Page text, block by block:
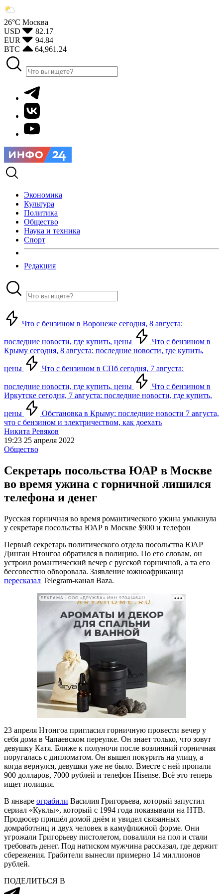
26°С Москва
USD
82.17
EUR
94.84
BTC
64,961.24
Экономика
Культура
Политика
Общество
Наука и техника
Спорт
Редакция
Что с бензином в Воронеже сегодня, 8 августа:
последние новости, где купить, цены
Что с бензином в
Крыму сегодня, 8 августа: последние новости, где купить,
цены Что с бензином в СПб сегодня, 7 августа:
последние новости, где купить, цены
Что с бензином в
Иркутске сегодня, 7 августа: последние новости, где купить,
цены
Обстановка в Крыму: последние новости 7 августа,
что с бензином и электричеством, как доехать
Никита Ревяков
19:23 25 апреля 2022
Общество
Секретарь посольства ЮАР в Москве
во время ужина с горничной лишился
телефона и денег
Русская горничная во время романтического ужина умыкнула
у секретаря посольства ЮАР в Москве $900 и телефон
Первый секретарь политического отдела посольства ЮАР
Динган Нтонгоа обратился в полицию. По его словам, он
устроил романтический вечер с русской горничной, а та его
бессовестно обворовала. Заявление южноафриканца
пересказал Telegram-канал Baza.
РЕКЛАМА • ООО «ДРУЖБА» ИНН 9704146411
23 апреля Нтонгоа пригласил горничную провести вечер у
себя дома в Чапаевском переулке. Он знает только, что зовут
девушку Катя. Ближе к полуночи после возлияний горничная
поругалась с дипломатом. Он вышел покурить на улицу, а
когда вернулся, девушки уже не было. Вместе с ней пропали
900 долларов, 7000 рублей и телефон Hisense. Всё это теперь
ищет полиция.
В январе ограбили Василия Григорьева, который запустил
сериал «Куклы», который с 1994 года показывали на НТВ.
Продюсер пришёл домой днём и увидел связанных
домработниц и двух человек в камуфляжной форме. Они
угрожали Григорьеву пистолетом, повалили на пол и стали
требовать денег. Под натиском мужчина рассказал, где держит
сбережения. Грабители вынесли примерно 14 миллионов
рублей.
ПОДЕЛИТЬСЯ В